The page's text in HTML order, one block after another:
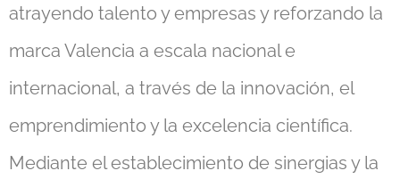
atrayendo talento y empresas y reforzando la
marca Valencia a escala nacional e
internacional, a través de la innovación, el
emprendimiento y la excelencia científica.
Mediante el establecimiento de sinergias y la